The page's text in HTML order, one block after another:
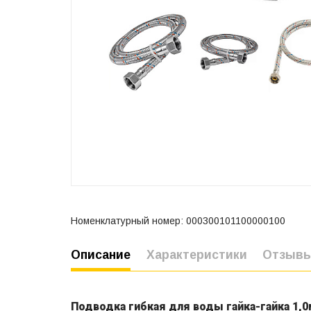
Номенклатурный номер: 000300101100000100
Описание Характеристики
Подводка гибкая для воды гайка-гайка